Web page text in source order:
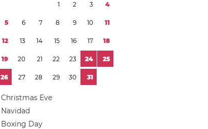
1 2 3 4
5 6 7 8 9 10 11
12 13 14 15 16 17 18
19 20 21 22 23 24 25
26 27 28 29 30 31
Christmas Eve
Navidad
Boxing Day